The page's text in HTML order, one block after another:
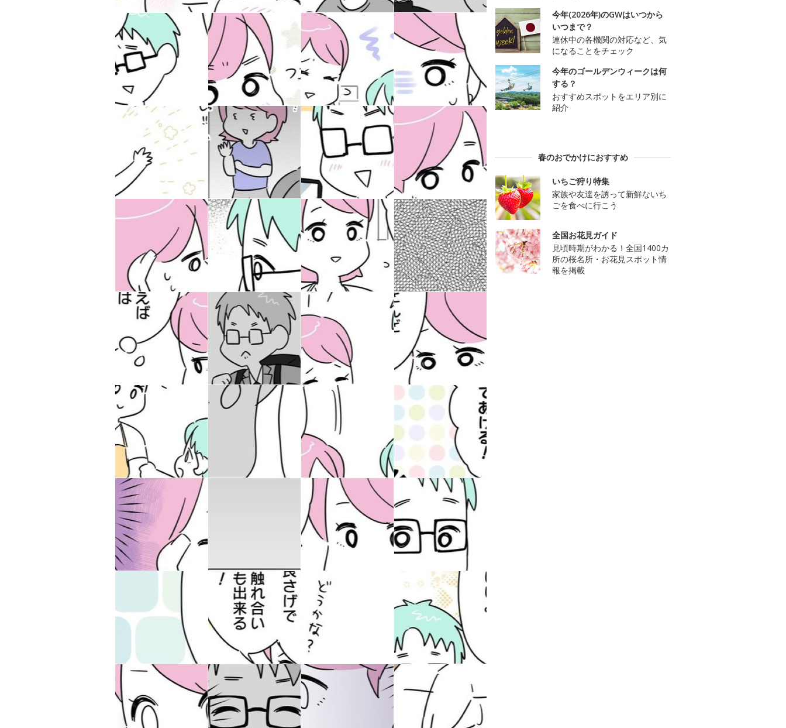
今年(2026年)のGWはいつから
いつまで？
連休中の各機関の対応など、気
になることをチェック
今年のゴールデンウィークは何
する？
おすすめスポットをエリア別に
紹介
春のおでかけにおすすめ
いちご狩り特集
家族や友達を誘って新鮮ないち
ごを食べに行こう
全国お花見ガイド
見頃時期がわかる！全国1400カ
所の桜名所・お花見スポット情
報を掲載